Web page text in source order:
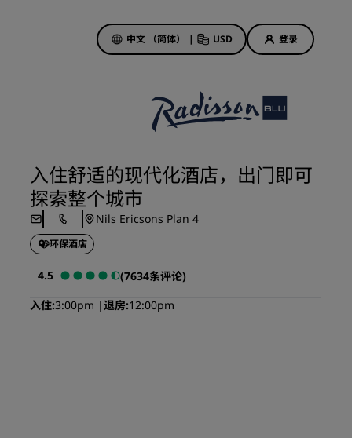
中文 （简体） | USD 登录
酒店优惠
美好的初遇，丰厚的奖励
当日特惠
提前预订
入住舒适的现代化酒店，出门即可
探索整个城市
Nils Ericsons Plan 4
环保酒店
4.5
(7634条评论)
入住 3:00pm 退房 12:00pm